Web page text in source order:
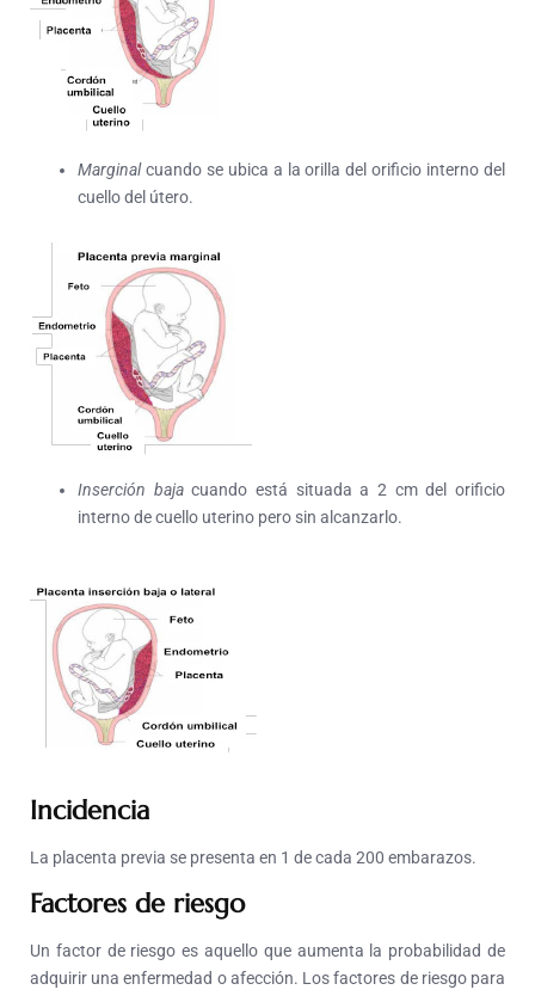
Marginalcuando se ubica a la orilla del orificio interno del
cuello del útero.
Inserción bajacuando está situada a 2 cm del orificio
interno de cuello uterino pero sin alcanzarlo.
Incidencia
La placenta previa se presenta en 1 de cada 200 embarazos.
Factores de riesgo
Un factor de riesgo es aquello que aumenta la probabilidad de
adquirir una enfermedad o afección. Los factores de riesgo para